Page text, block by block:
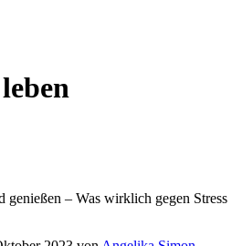
genießen – Was wirklich gegen Stress